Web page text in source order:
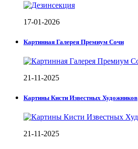
17-01-2026
Картинная Галерея Премиум Сочи
21-11-2025
Картины Кисти Известных Художников
21-11-2025